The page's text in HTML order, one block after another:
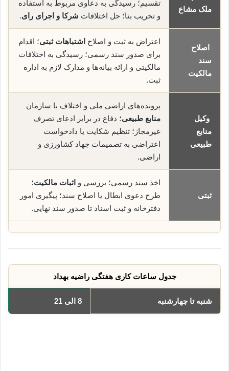
ملک مشاع
تقسیم؛ رسیدگی به دعاوی مربوط به استفاده
و تخریب بنا؛ حل اختلافات شرکا و اجرای رای.
اصلاح
سند
مالکیت
اعتراض به ثبت و اصلاح اشتباهات ثبتی؛ اقدام
برای صدور سند رسمی؛ رسیدگی به اختلافات
مالکیتی و ارائه بیانه‌ها و مدارک لازم به اداره
ثبت.
وکیل
منابع
طبیعی
پرونده‌های اراضی ملی و اختلاف با سازمان
منابع طبیعی؛ دفاع در برابر ادعای تصرف
غیرمجاز؛ تنظیم شکایت یا دادخواست
اعتراضی به تصمیمات جهاد کشاورزی و
اراضی.
ثبتی
اخذ سند رسمی؛ بررسی و اثبات مالکیت؛
طرح دعوی ابطال یا اصلاح سند؛ پیگیری امور
دفترخانه و ثبت اسناد تا صدور سند نهایی.
جدول ساعات کاری هفتگی راضیه بهداد
شنبه تا چهارشنبه 8 الی 21